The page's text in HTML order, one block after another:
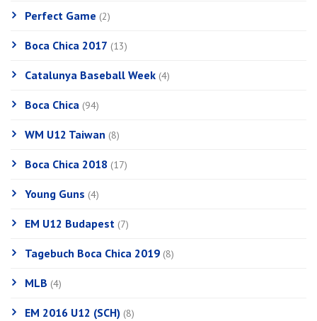
Perfect Game (2)
Boca Chica 2017 (13)
Catalunya Baseball Week (4)
Boca Chica (94)
WM U12 Taiwan (8)
Boca Chica 2018 (17)
Young Guns (4)
EM U12 Budapest (7)
Tagebuch Boca Chica 2019 (8)
MLB (4)
EM 2016 U12 (SCH) (8)